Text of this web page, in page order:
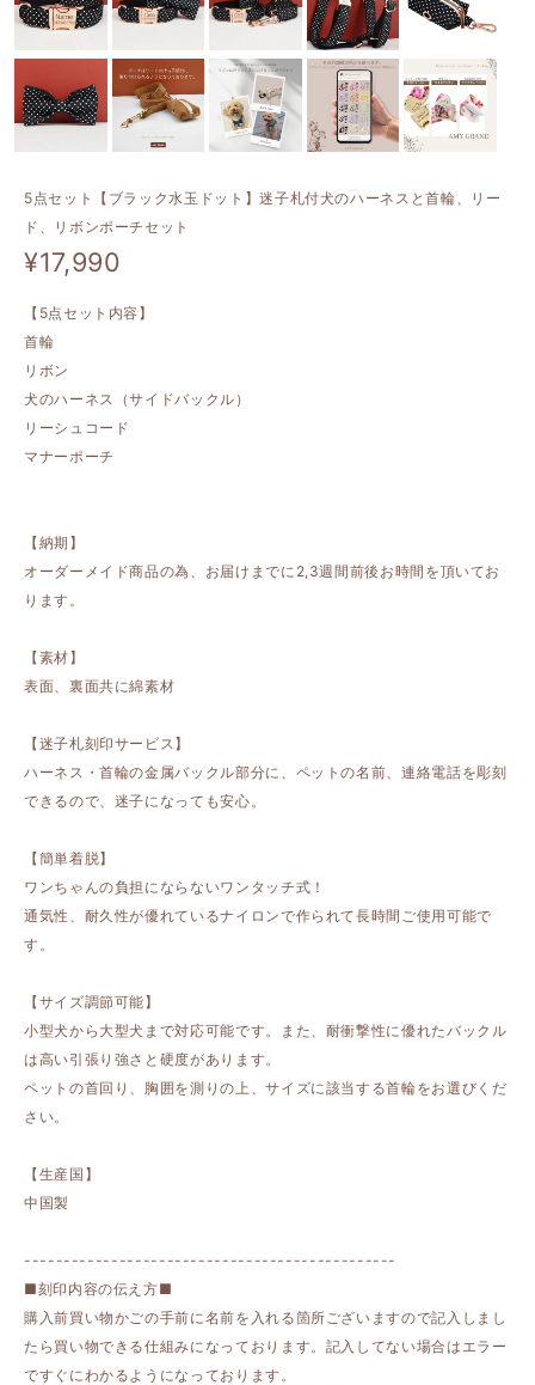
5点セット【ブラック水玉ドット】迷子札付犬のハーネスと首輪、リー
ド、リボンポーチセット
¥17,990
【5点セット内容】
首輪
リボン
犬のハーネス（サイドバックル）
リーシュコード
マナーポーチ
【納期】
オーダーメイド商品の為、お届けまでに2,3週間前後お時間を頂いてお
ります。
【素材】
表面、裏面共に綿素材
【迷子札刻印サービス】
ハーネス・首輪の金属バックル部分に、ペットの名前、連絡電話を彫刻
できるので、迷子になっても安心。
【簡単着脱】
ワンちゃんの負担にならないワンタッチ式！
通気性、耐久性が優れているナイロンで作られて長時間ご使用可能で
す。
【サイズ調節可能】
小型犬から大型犬まで対応可能です。また、耐衝撃性に優れたバックル
は高い引張り強さと硬度があります。
ペットの首回り、胸囲を測りの上、サイズに該当する首輪をお選びくだ
さい。
【生産国】
中国製
-----------------------------------------------
■刻印内容の伝え方■
購入前買い物かごの手前に名前を入れる箇所ございますので記入しまし
たら買い物できる仕組みになっております。記入してない場合はエラー
ですぐにわかるようになっております。